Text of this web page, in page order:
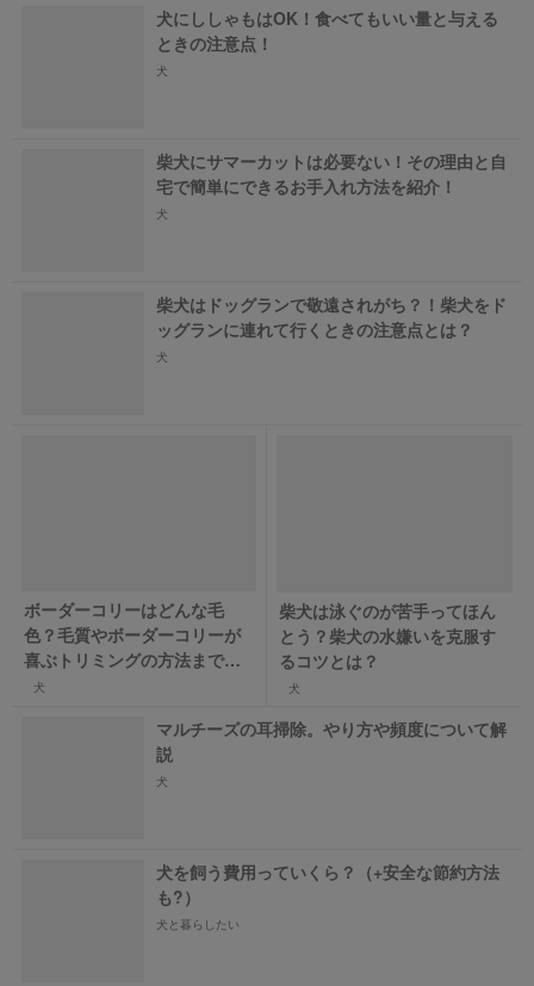
犬にししゃもはOK！食べてもいい量と与える
ときの注意点！
犬
柴犬にサマーカットは必要ない！その理由と自
宅で簡単にできるお手入れ方法を紹介！
犬
柴犬はドッグランで敬遠されがち？！柴犬をド
ッグランに連れて行くときの注意点とは？
犬
ボーダーコリーはどんな毛
色？毛質やボーダーコリーが
喜ぶトリミングの方法まで解
説
犬
柴犬は泳ぐのが苦手ってほん
とう？柴犬の水嫌いを克服す
るコツとは？
犬
マルチーズの耳掃除。やり方や頻度について解
説
犬
犬を飼う費用っていくら？（+安全な節約方法
も?）
犬と暮らしたい